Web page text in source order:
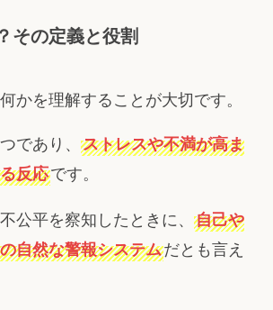
その定義と役割
かを理解することが大切です。
であり、 ストレスや不満が高ま
反応です。
公平を察知したときに、 自己や
自然な警報システムだとも言え